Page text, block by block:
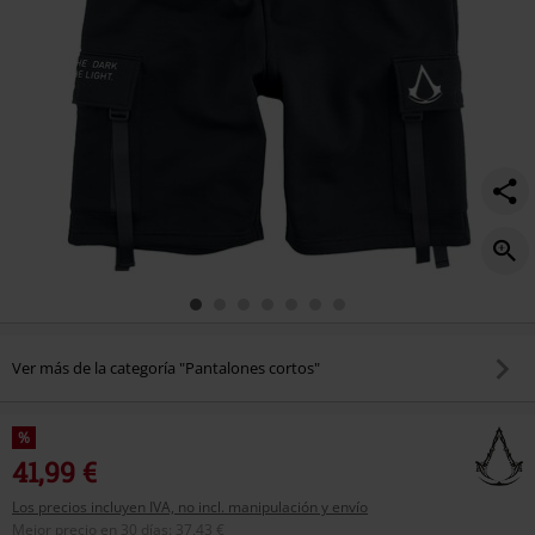
Ver más de la categoría "Pantalones cortos"
%
41,99 €
Los precios incluyen IVA, no incl. manipulación y envío
Mejor precio en 30 días
37,43 €